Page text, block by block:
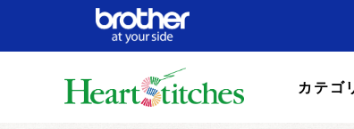
カテゴ